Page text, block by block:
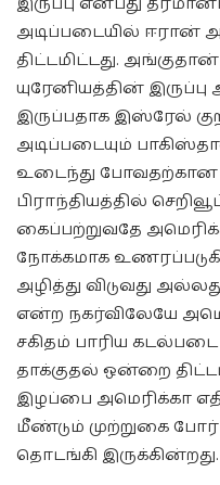
அடிப்படையில் ஈரான்
திட்டமிட்டது.
யுரேனியத்தின்
இருப்பதாக இஸ்ரேல்
அடிப்படையும்
உடைந்து போவதற்கான
பிராந்தியத்தில்
கைப்பற்றுவதே
நோக்கமாக
அழித்து விடுவது
என்ற நகர்விலேயே
சகிதம் பாரிய
தாக்குதல் ஒன்றை
இழப்பை அமெரிக்கா
மீண்டும் முற்றுகை போர்
தொடங்கி இருக்கின்றது.